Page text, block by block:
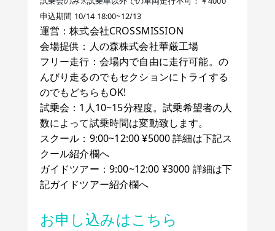
申込期間 10/14 18:00~12/13
運営：株式会社CROSSMISSION
会場提供：人の森株式会社華厳工場
フリー走行：会場内で自由に走行可能。の
んびり走るのでもセクションにトライする
のでもどちらもOK!
試乗会：1人10~15分程度。試乗希望者の人
数によって試乗時間は変動致します。
スクール：9:00~12:00 ¥5000 詳細は下記ス
クール紹介欄へ
ガイドツアー：9:00~12:00 ¥3000 詳細は下
記ガイドツアー紹介欄へ
お申し込みはこちら